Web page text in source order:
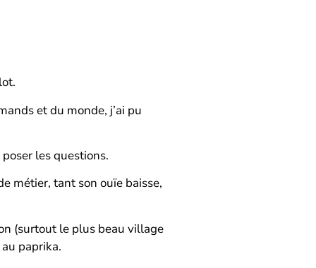
et du monde, j’ai pu
les questions.
métier, tant son ouïe baisse,
(surtout le plus beau village
paprika.